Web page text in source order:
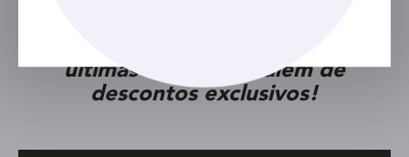
últimas novidades, além de
descontos exclusivos!